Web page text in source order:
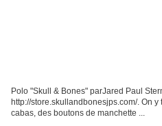
Polo "Skull & Bones" parJared Paul
http://store.skullandbonesjps.com/. On
cabas, des boutons de manchette ...